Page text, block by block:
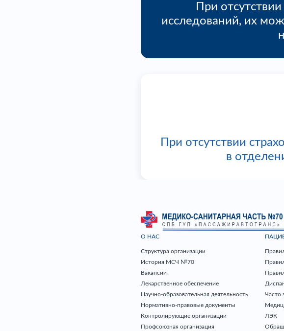
При
исследований, их
При отсутствии
в
О НАС
Структура организации
История МСЧ №70
Вакансии
Лекарственное обеспечение
Научно-образовательная деятельность
Нормативно-правовые документы
Контролирующие организации
Профсоюзная организация
Часто
ЛЭК